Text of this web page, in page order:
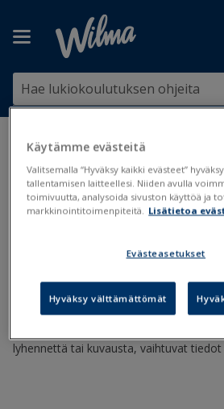
Olet tässä:Kurssit, aineet ja
Kurssitietojen
Suurin osa PrimuksenKurssit-rekisteriin
lyhennettä tai kuvausta, vaihtuvat
Käytämme evästeitä
Valitsemalla “Hyväksy kaikki evästeet”
tallentamisen laitteellesi. Niiden avulla
toimivuutta, analysoida sivuston käyttöä ja
markkinointitoimenpiteitä. Lisätietoa
Evästeasetukset
Hyväksy välttämättömät